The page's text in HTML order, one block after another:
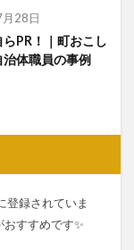
28日
PR！｜町おこし
治体職員の事例
登録されていま
おすすめです✨